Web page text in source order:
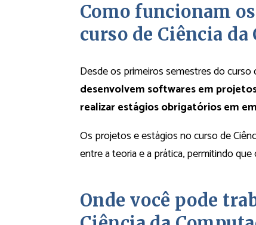
Como funcionam
curso de Ciência da
Desde os primeiros semestres do
desenvolvem softwares em
realizar estágios obrigatórios em
Os projetos e estágios no curso de
entre a teoria e a prática, permitindo
Onde você pode